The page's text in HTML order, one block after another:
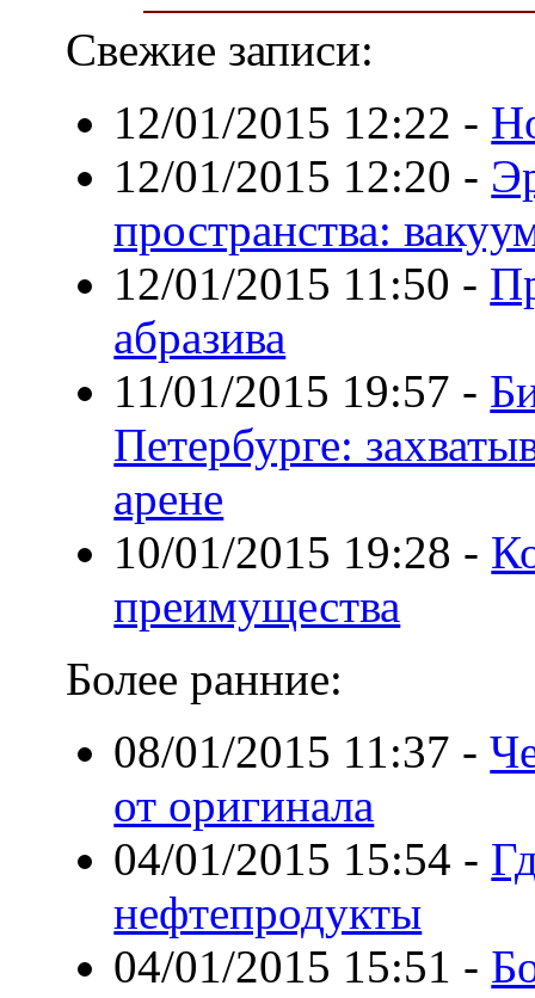
Свежие записи:
12/01/2015 12:22 -
12/01/2015 12:20 -
пространства:
12/01/2015 11:50 -
абразива
11/01/2015 19:57 -
Петербурге:
арене
10/01/2015 19:28 -
преимущества
Более ранние:
08/01/2015 11:37 -
от оригинала
04/01/2015 15:54 -
нефтепродукты
04/01/2015 15:51 -